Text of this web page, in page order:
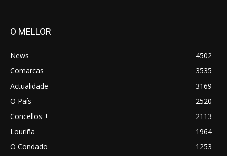
O MELLOR
News
4502
Comarcas
3535
Actualidade
3169
O País
2520
Concellos +
2113
Louriña
1964
O Condado
1253